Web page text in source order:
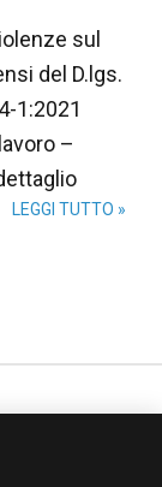
sul
del D.lgs.
1:2021
–
LEGGI TUTTO »